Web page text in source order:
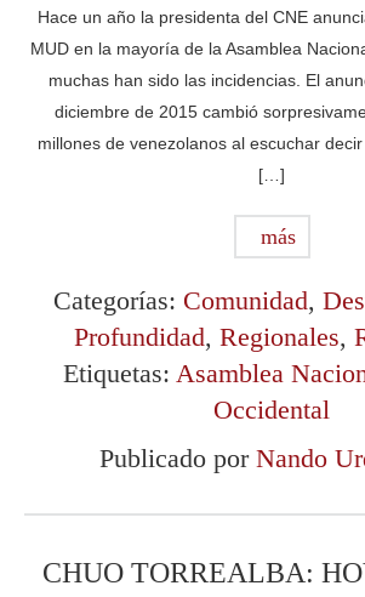
Hace un año la presidenta del CNE
MUD en la mayoría de la Asamblea
muchas han sido las incidencias. El
diciembre de 2015 cambió
millones de venezolanos al escuchar
[…]
más
Categorías: Comunidad,
Profundidad, Regionales,
Etiquetas: Asamblea
Occidental
Publicado por Nando
CHUO TORREALBA: